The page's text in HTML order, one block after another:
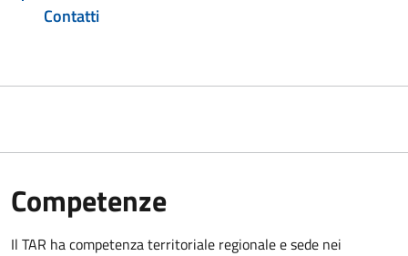
Contatti
Competenze
Il TAR ha competenza territoriale regionale e sede nei